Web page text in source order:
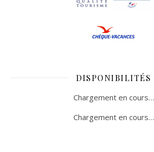
DISPONIBILITÉS
Chargement en cours…
Chargement en cours…